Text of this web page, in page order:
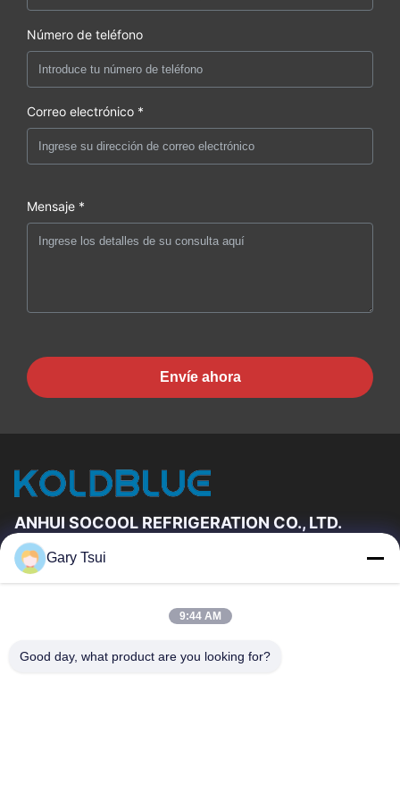
Número de teléfono
Correo electrónico *
Mensaje *
Envíe ahora
ANHUI SOCOOL REFRIGERATION CO., LTD.
Vínculos Rápidos
Sobre Nosotros
Viaje De La Fábrica
Control De Calidad
Gary Tsui
9:44 AM
Good day, what product are you looking for?